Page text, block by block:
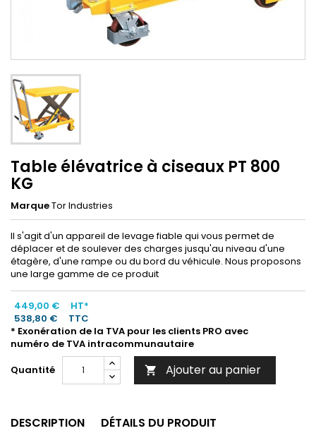
Table élévatrice à ciseaux PT 800
KG
MarqueTor Industries
Il s'agit d'un appareil de levage fiable qui vous permet de
déplacer et de soulever des charges jusqu'au niveau d'une
étagère, d'une rampe ou du bord du véhicule. Nous proposons
une large gamme de ce produit
449,00 €
HT*
538,80 €
TTC
* Exonération de la TVA pour les clients PRO avec
numéro de TVA intracommunautaire
Quantité
 Ajouter au panier
DESCRIPTION
DÉTAILS DU PRODUIT